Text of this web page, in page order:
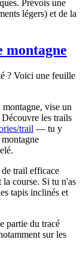
Prévois une
légers) et de la
? Voici une feuille
vise un
les trails
trail — tu y
trail efficace
la course. Si tu n'as
tapis inclinés et
partie du tracé
sur les